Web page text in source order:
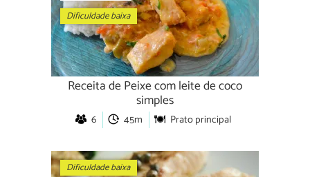
Dificuldade baixa
Receita de Peixe com leite de coco
simples
6 45m Prato principal
Dificuldade baixa